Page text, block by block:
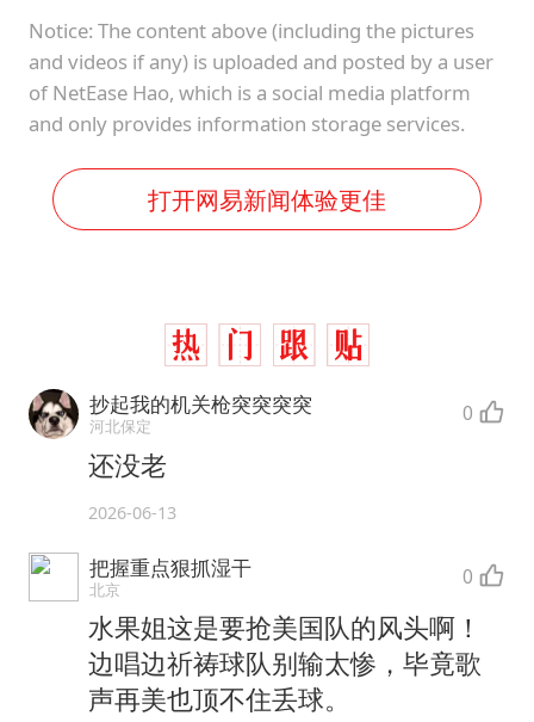
Notice: The content above (including the pictures
and videos if any) is uploaded and posted by a user
of NetEase Hao, which is a social media platform
and only provides information storage services.
打开网易新闻体验更佳
抄起我的机关枪突突突突
河北保定 0
还没老
2026-06-13
把握重点狠抓湿干
北京 0
水果姐这是要抢美国队的风头啊！
边唱边祈祷球队别输太惨，毕竟歌
声再美也顶不住丢球。